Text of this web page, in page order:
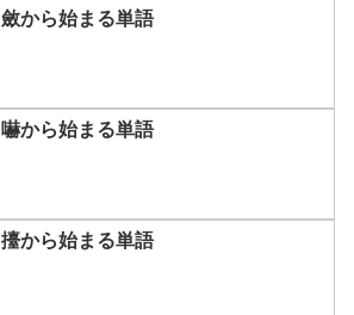
斂から始まる単語
嚇から始まる単語
擡から始まる単語